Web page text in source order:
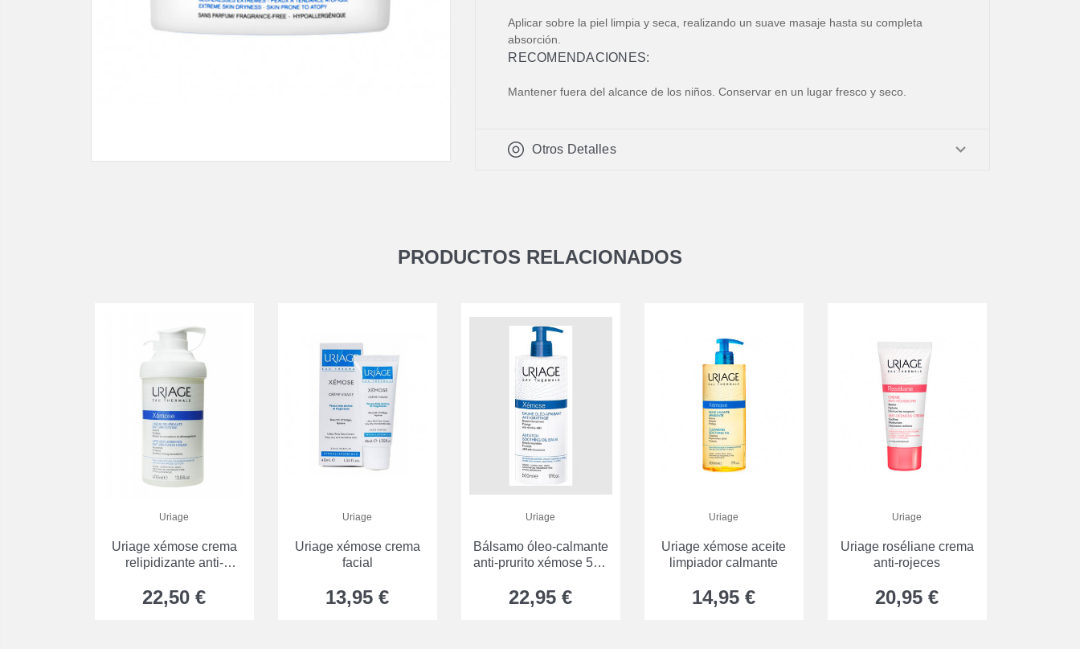
Aplicar sobre la piel limpia y seca, realizando un suave masaje hasta su completa
absorción.
RECOMENDACIONES:
Mantener fuera del alcance de los niños. Conservar en un lugar fresco y seco.
Otros Detalles
PRODUCTOS RELACIONADOS
Uriage
Uriage xémose crema
relipidizante anti-
22,50 €
Uriage
Uriage xémose crema
facial
13,95 €
Uriage
Bálsamo óleo-calmante
anti-prurito xémose 500
22,95 €
Uriage
Uriage xémose aceite
limpiador calmante
14,95 €
Uriage
Uriage roséliane crema
anti-rojeces
20,95 €